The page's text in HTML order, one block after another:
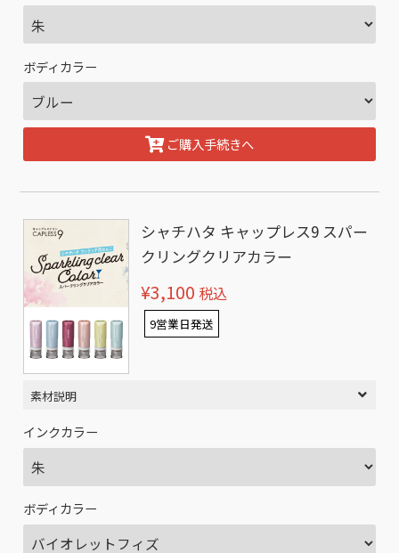
ボディカラー
ご購入手続きへ
シャチハタ キャップレス9 スパー
クリングクリアカラー
¥3,100 税込
9営業日発送
素材説明
インクカラー
ボディカラー